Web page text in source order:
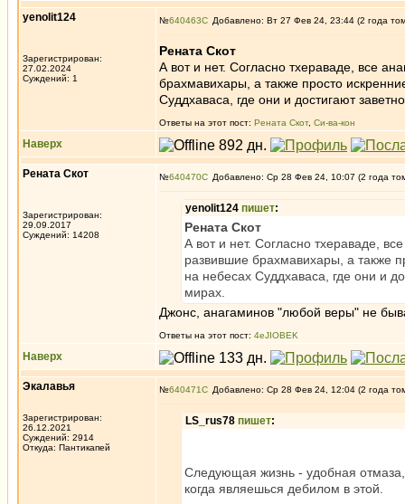
yenolit124
Зарегистрирован:
27.02.2024
Суждений: 1
№640463 Добавлено: Вт 27 Фев 24, 23:44 (2 года
Рената Скот
А вот и нет. Согласно тхераваде, все
брахмавихары, а также просто
Суддхаваса, где они и достигают
Ответы на этот пост: Рената Скот, Си-ва-кон
Наверх
Рената Скот
Зарегистрирован:
29.09.2017
Суждений: 14208
№640470 Добавлено: Ср 28 Фев 24, 10:07 (2 года
yenolit124 пишет:
Рената Скот
А вот и нет. Согласно тхераваде,
развившие брахмавихары, а также
на небесах Суддхаваса, где они и
мирах.
Джонс, анагаминов "любой веры" не
Ответы на этот пост: 4eJIOBEK
Наверх
Экалавья
Зарегистрирован:
26.12.2021
Суждений: 2914
Откуда: Пантикапей
№640471 Добавлено: Ср 28 Фев 24, 12:04 (2 года
LS_rus78 пишет:
Следующая жизнь - удобная отмаза,
когда являешься дебилом в этой.